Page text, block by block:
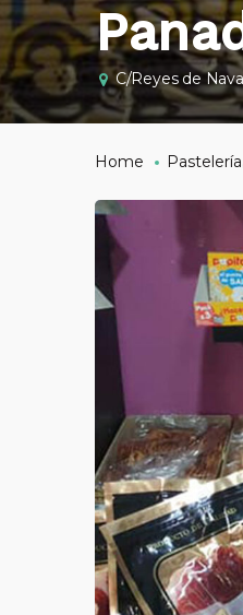
C/Reyes de
Home Pastelería